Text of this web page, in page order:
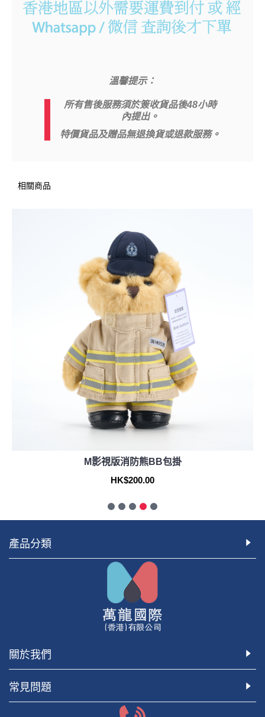
溫馨提示：
所有售後服務須於簽收貨品後48小時
內提出。
特價貨品及贈品無退換貨或退款服務。
相關商品
M影視版消防熊BB包掛
HK$200.00
產品分類
關於我們
常見問題